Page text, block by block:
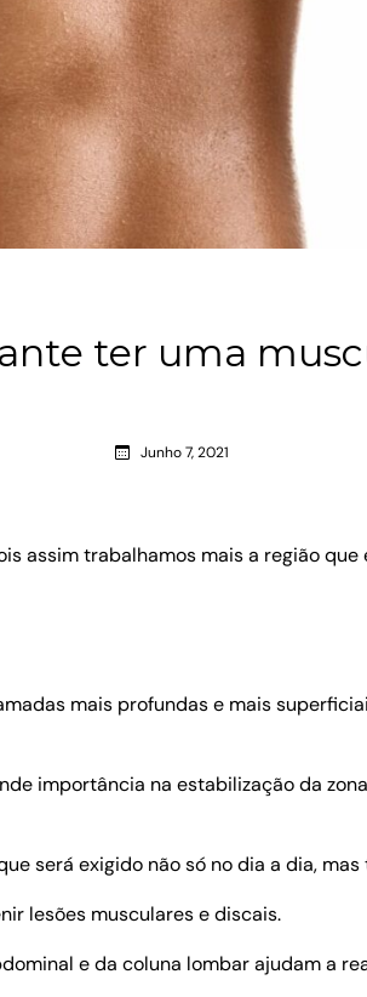
ter uma
Junho 7, 2021
assim trabalhamos mais a região
mais profundas e mais
importância na estabilização da
será exigido não só no dia a dia,
lesões musculares e discais.
e da coluna lombar ajudam a